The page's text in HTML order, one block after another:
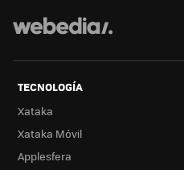
TECNOLOGÍA
Xataka
Xataka Móvil
Applesfera